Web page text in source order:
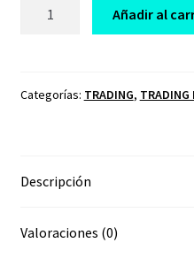
POR
MONEY
Añadir al
Categorías: TRADING, TRADING
Descripción
Valoraciones (0)